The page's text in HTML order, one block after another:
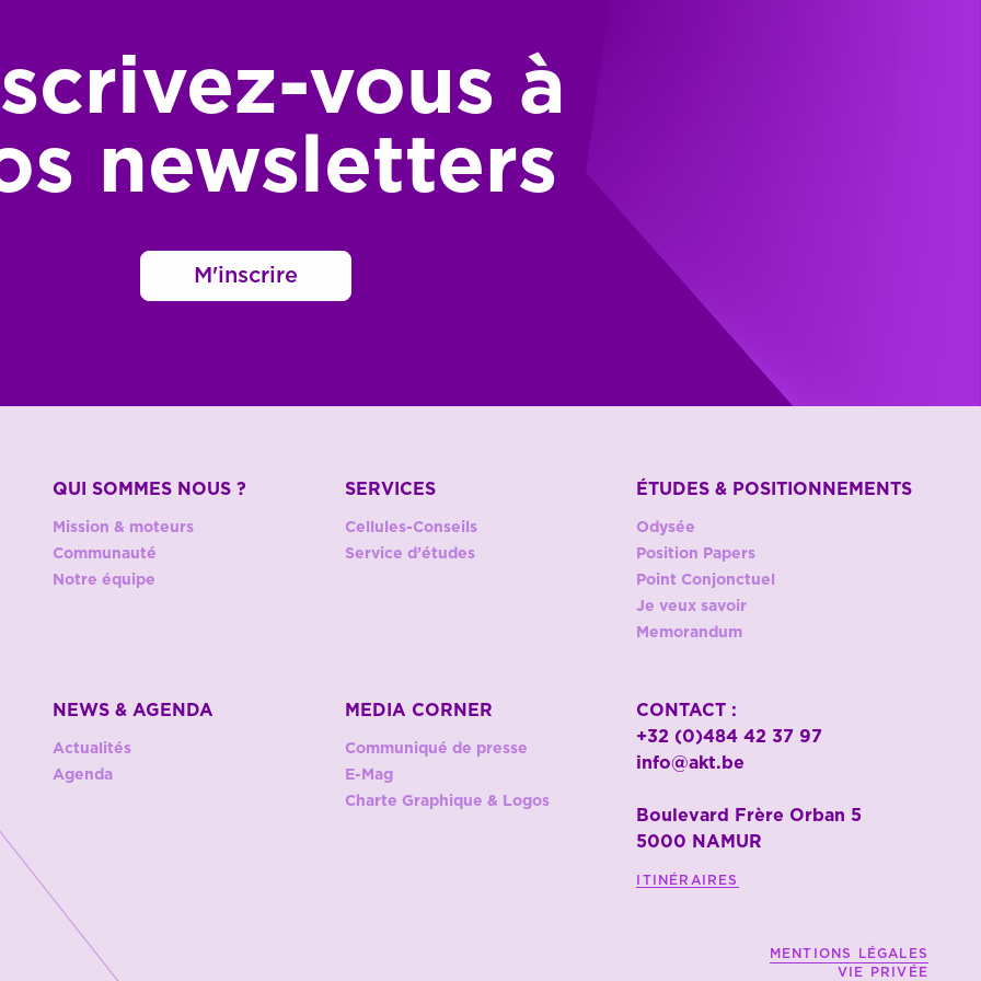
vous à
newsletters
M'inscrire
QUI SOMMES NOUS ?
Mission & moteurs
Communauté
Notre équipe
SERVICES
Cellules-Conseils
Service d’études
ÉTUDES & POSITIONNEMENTS
Odysée
Position Papers
Point Conjonctuel
Je veux savoir
Memorandum
NEWS & AGENDA
Actualités
Agenda
MEDIA CORNER
Communiqué de presse
E-Mag
Charte Graphique & Logos
CONTACT :
+32 (0)484 42 37 97
info@akt.be
Boulevard Frère Orban 5
5000 NAMUR
ITINÉRAIRES
MENTIONS LÉGALES
VIE PRIVÉE